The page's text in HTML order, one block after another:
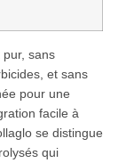
sans
et sans
pour une
facile à
se distingue
qui